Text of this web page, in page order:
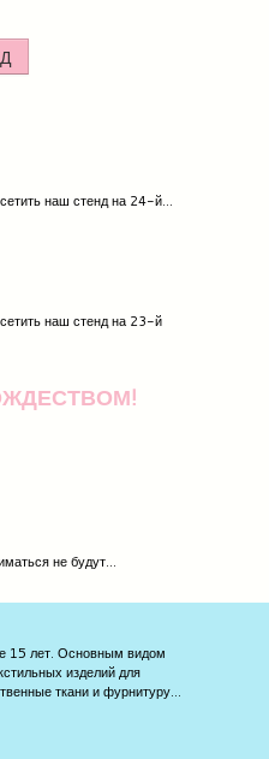
наш стенд на 24-й...
наш стенд на 23-й
не будут...
15 лет. Основным видом
изделий для
ткани и фурнитуру...